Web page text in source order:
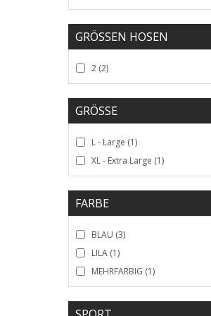
GRÖSSEN HOSEN
2 (2)
GRÖSSE
L - Large (1)
XL - Extra Large (1)
FARBE
BLAU (3)
LILA (1)
MEHRFARBIG (1)